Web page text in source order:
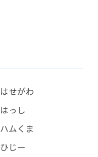
はせがわ
はっし
ハムくま
ひじー